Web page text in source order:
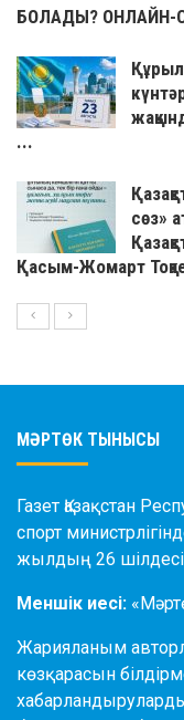
БОЛАДЫ? ОНЛАЙН-
...
сөз»
Қасым-Жомарт
МӘРТӨК ТЫНЫСЫ
Газет Қазақстан
спорт
жылдың 26
Меншік иесі:
Жарияланым
көзқарасын